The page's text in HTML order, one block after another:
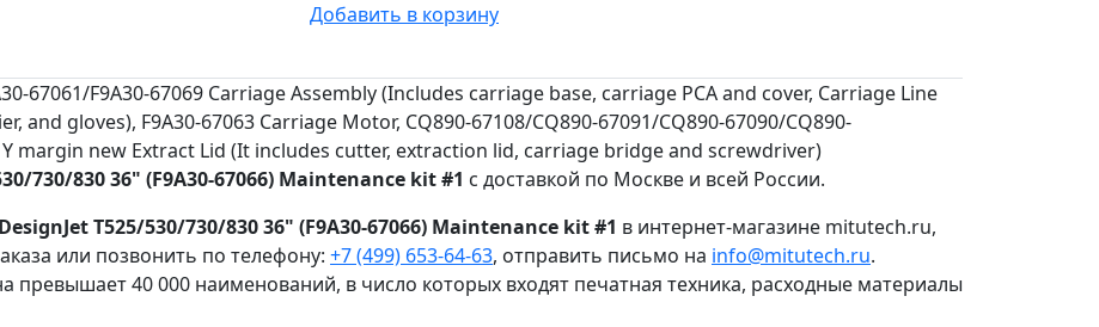
Добавить в корзину
67061/F9A30-67069 Carriage Assembly (Includes carriage base, carriage PCA and cover, Carriage Line
and gloves), F9A30-67063 Carriage Motor, CQ890-67108/CQ890-67091/CQ890-67090/CQ890-
Y margin new Extract Lid (It includes cutter, extraction lid, carriage bridge and screwdriver)
730/830 36" (F9A30-67066) Maintenance kit #1 с доставкой по Москве и всей России.
T525/530/730/830 36" (F9A30-67066) Maintenance kit #1 в интернет-магазине mitutech.ru,
или позвонить по телефону: +7 (499) 653-64-63, отправить письмо на info@mitutech.ru.
превышает 40 000 наименований, в число которых входят печатная техника, расходные материалы